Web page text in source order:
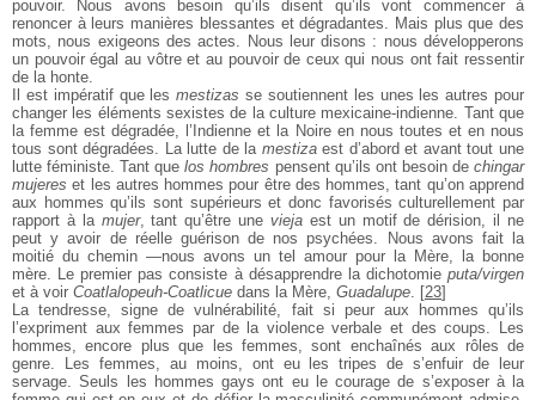
pouvoir. Nous avons besoin qu’ils disent qu’ils vont commencer à
renoncer à leurs manières blessantes et dégradantes. Mais plus que des
mots, nous exigeons des actes. Nous leur disons : nous développerons
un pouvoir égal au vôtre et au pouvoir de ceux qui nous ont fait ressentir
de la honte.
Il est impératif que lesmestizas se soutiennent les unes les autres pour
changer les éléments sexistes de la culture mexicaine-indienne. Tant que
la femme est dégradée, l’Indienne et la Noire en nous toutes et en nous
tous sont dégradées. La lutte de la mestizaest d’abord et avant tout une
lutte féministe. Tant que los hombres pensent qu’ils ont besoin dechingar
mujeres et les autres hommes pour être des hommes, tant qu’on apprend
aux hommes qu’ils sont supérieurs et donc favorisés culturellement par
rapport à la mujer, tant qu’être unevieja est un motif de dérision, il ne
peut y avoir de réelle guérison de nos psychées. Nous avons fait la
moitié du chemin —nous avons un tel amour pour la Mère, la bonne
mère. Le premier pas consiste à désapprendre la dichotomie puta/virgen
et à voir Coatlalopeuh-Coatlicue dans la Mère, Guadalupe [23]
La tendresse, signe de vulnérabilité, fait si peur aux hommes qu’ils
l’expriment aux femmes par de la violence verbale et des coups. Les
hommes, encore plus que les femmes, sont enchaînés aux rôles de
genre. Les femmes, au moins, ont eu les tripes de s’enfuir de leur
servage. Seuls les hommes gays ont eu le courage de s’exposer à la